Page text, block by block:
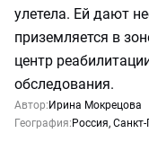
улетела. Ей дают
приземляется в
центр
обследования.
Автор: Ирина Мокрецова
География: Россия, Санкт-